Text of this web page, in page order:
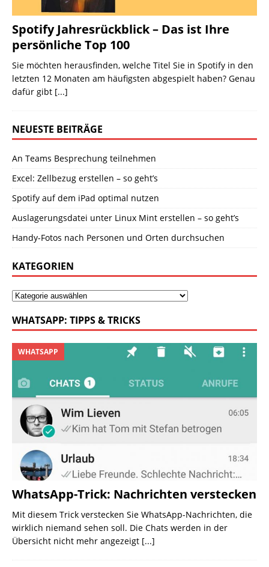
Spotify Jahresrückblick – Das ist Ihre
persönliche Top 100
Sie möchten herausfinden, welche Titel Sie in Spotify in den
letzten 12 Monaten am häufigsten abgespielt haben? Genau
dafür gibt [...]
NEUESTE BEITRÄGE
An Teams Besprechung teilnehmen
Excel: Zellbezug erstellen – so geht’s
Spotify auf dem iPad optimal nutzen
Auslagerungsdatei unter Linux Mint erstellen – so geht’s
Handy-Fotos nach Personen und Orten durchsuchen
KATEGORIEN
WHATSAPP: TIPPS & TRICKS
WhatsApp-Trick: Nachrichten verstecken
WHATSAPP
Mit diesem Trick verstecken Sie WhatsApp-Nachrichten, die
wirklich niemand sehen soll. Die Chats werden in der
Übersicht nicht mehr angezeigt [...]